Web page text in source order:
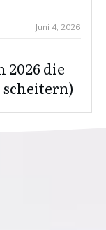
Juni 4, 2026
2026 die